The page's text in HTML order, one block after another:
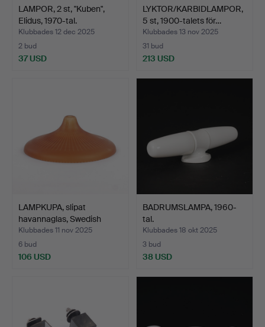
LAMPOR, 2 st, "Kuben",
Elidus, 1970-tal.
Klubbades 12 dec 2025
2 bud
37 USD
LYKTOR/KARBIDLAMPOR,
5 st, 1900-talets för…
Klubbades 13 nov 2025
31 bud
213 USD
LAMPKUPA, slipat
havannaglas, Swedish
Grac…
Klubbades 11 nov 2025
6 bud
106 USD
BADRUMSLAMPA, 1960-
tal.
Klubbades 18 okt 2025
3 bud
38 USD